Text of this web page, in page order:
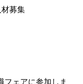
材募集
フェアに参加しま